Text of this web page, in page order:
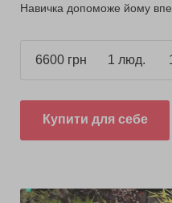
Навичка допоможе йому
6600 грн 1 люд.
Купити для себе